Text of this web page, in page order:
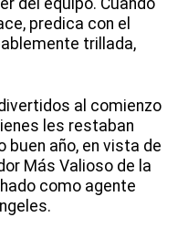
del equipo. Cuando
predica con el
trillada,
al comienzo
les restaban
buen año, en vista de
Más Valioso de la
como agente